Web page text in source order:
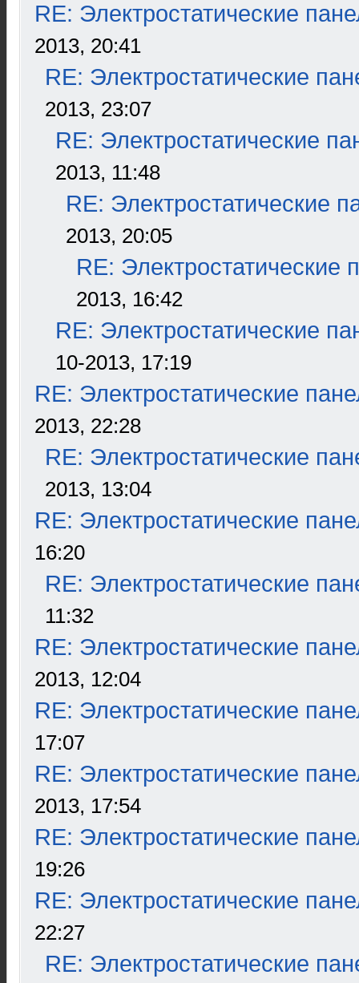
RE: Электростатические
2013, 20:41
RE: Электростатические
2013, 23:07
RE: Электростатические
2013, 11:48
RE: Электростатические
2013, 20:05
RE: Электростатические
2013, 16:42
RE: Электростатические
10-2013, 17:19
RE: Электростатические
2013, 22:28
RE: Электростатические
2013, 13:04
RE: Электростатические
16:20
RE: Электростатические
11:32
RE: Электростатические
2013, 12:04
RE: Электростатические
17:07
RE: Электростатические
2013, 17:54
RE: Электростатические
19:26
RE: Электростатические
22:27
RE: Электростатические